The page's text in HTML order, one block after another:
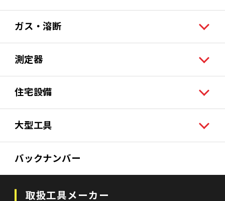
ガス・溶断
測定器
住宅設備
大型工具
バックナンバー
取扱工具メーカー